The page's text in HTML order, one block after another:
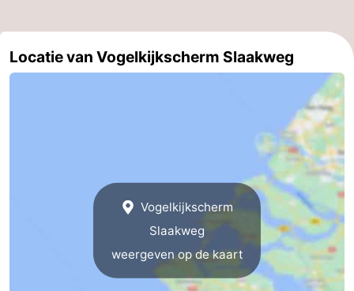
Mantelingen
Westkapelle
-
Locatie van Vogelkijkscherm Slaakweg
Vogelkijkscherm
Slaakweg
weergeven op de kaart